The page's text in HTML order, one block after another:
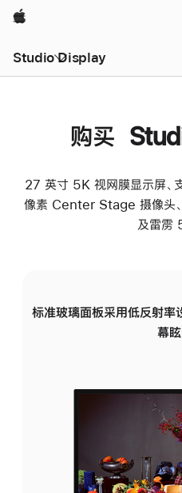
Apple
Studio Display
购买
27 英寸 5K 视网膜显示屏、
像素 Center Stage 摄像头、
及雷雳
标准玻璃面板采用低反射率
幕眩